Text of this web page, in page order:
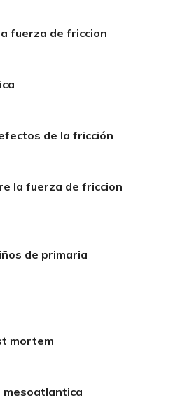
fuerza de friccion
de la fricción
la fuerza de friccion
de primaria
mortem
mesoatlantica